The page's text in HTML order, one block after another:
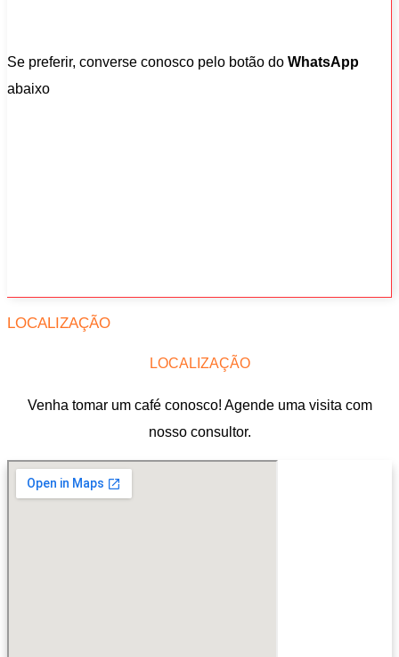
Se preferir, converse conosco pelo botão do WhatsApp
abaixo
LOCALIZAÇÃO
LOCALIZAÇÃO
Venha tomar um café conosco! Agende uma visita com
nosso consultor.